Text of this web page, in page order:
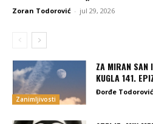
Zoran Todorović - jul 29, 2026
Zanimljivosti
ZA MIRAN SAN
KUGLA 141.
Đorđe Todorović